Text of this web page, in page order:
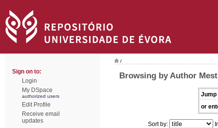
Sign on to:
Login
My DSpace
authorized users
Edit Profile
Receive email
updates
/
Browsing by Author
Jump
or
Sort by: